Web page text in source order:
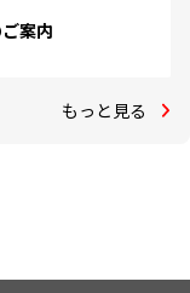
案内
もっと見る